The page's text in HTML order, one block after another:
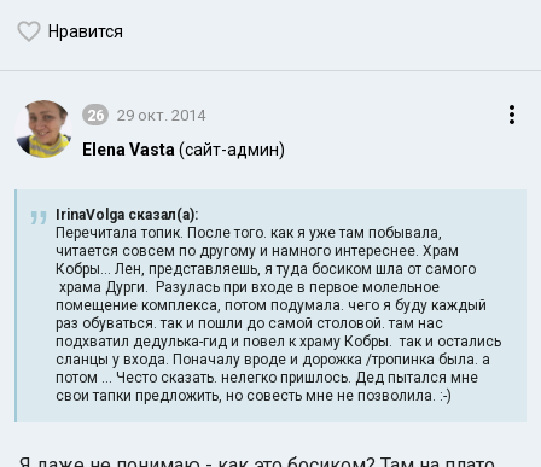
Нравится
26 29 окт. 2014
Elena Vasta (сайт-админ)
IrinaVolga сказал(а):
Перечитала топик. После того. как я уже там побывала,
читается совсем по другому и намного интереснее. Храм
Кобры... Лен, представляешь, я туда босиком шла от самого
храма Дурги. Разулась при входе в первое молельное
помещение комплекса, потом подумала. чего я буду каждый
раз обуваться. так и пошли до самой столовой. там нас
подхватил дедулька-гид и повел к храму Кобры. так и остались
сланцы у входа. Поначалу вроде и дорожка /тропинка была. а
потом ... Често сказать. нелегко пришлось. Дед пытался мне
свои тапки предложить, но совесть мне не позволила. :-)